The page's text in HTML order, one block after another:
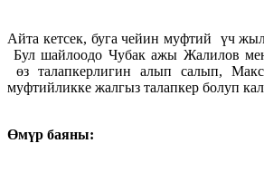
Айта кетсек, буга чейин муфтий үч
Бул шайлоодо Чубак ажы Жалилов
өз талапкерлигин алып салып,
муфтийликке жалгыз талапкер болуп
Өмүр баяны: